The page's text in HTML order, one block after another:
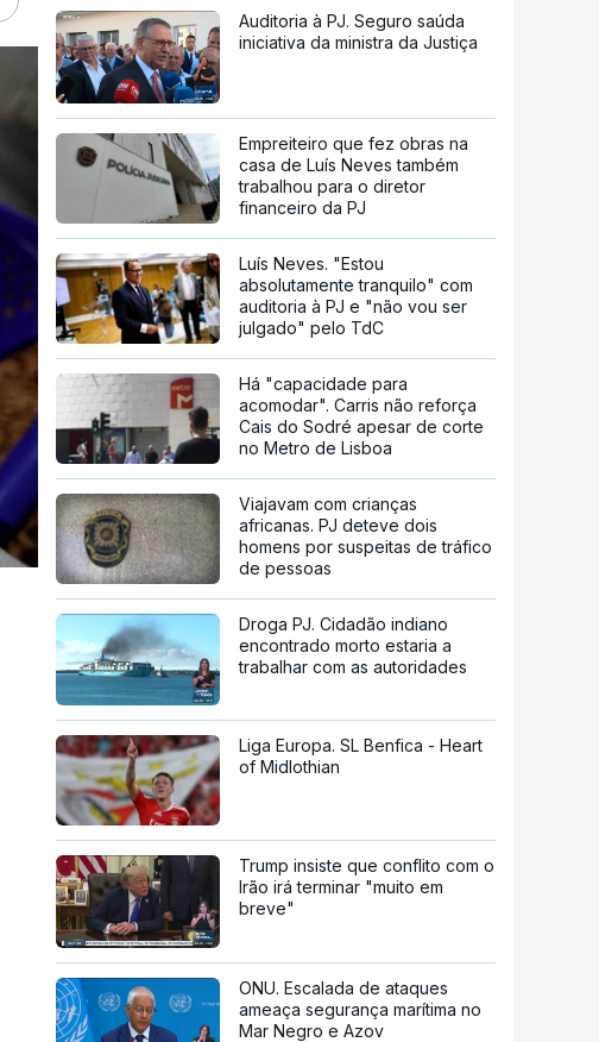
Auditoria à PJ. Seguro saúda
iniciativa da ministra da Justiça
Empreiteiro que fez obras na
casa de Luís Neves também
trabalhou para o diretor
financeiro da PJ
Luís Neves. "Estou
absolutamente tranquilo" com
auditoria à PJ e "não vou ser
julgado" pelo TdC
Há "capacidade para
acomodar". Carris não reforça
Cais do Sodré apesar de corte
no Metro de Lisboa
Viajavam com crianças
africanas. PJ deteve dois
homens por suspeitas de tráfico
de pessoas
Droga PJ. Cidadão indiano
encontrado morto estaria a
trabalhar com as autoridades
Liga Europa. SL Benfica - Heart
of Midlothian
Trump insiste que conflito com o
Irão irá terminar "muito em
breve"
ONU. Escalada de ataques
ameaça segurança marítima no
Mar Negro e Azov